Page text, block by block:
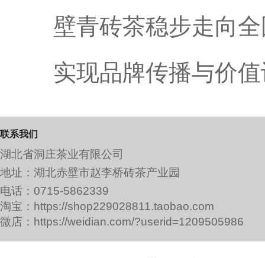
壁青砖茶稳步走向
实现品牌传播与价
联系我们
湖北省洞庄茶业有限公司
地址：湖北赤壁市赵李桥砖茶产业园
电话：0715-5862339
淘宝：https://shop229028811.taobao.com
微店：https://weidian.com/?userid=1209505986